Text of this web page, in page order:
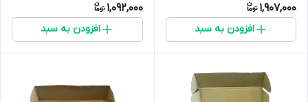
1,907,000
افزودن به سبد
1,092,000
افزودن به سبد